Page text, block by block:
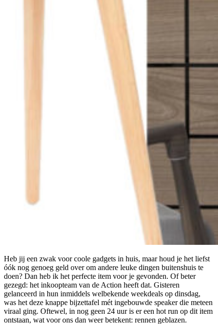
Heb jij een zwak voor coole gadgets in huis, maar houd je het liefst
óók nog genoeg geld over om andere leuke dingen buitenshuis te
doen? Dan heb ik het perfecte item voor je gevonden. Of beter
gezegd: het inkoopteam van de Action heeft dat. Gisteren
gelanceerd in hun inmiddels welbekende weekdeals op dinsdag,
was het deze knappe bijzettafel mét ingebouwde speaker die meteen
viraal ging. Oftewel, in nog geen 24 uur is er een hot run op dit item
ontstaan, wat voor ons dan weer betekent: rennen geblazen.